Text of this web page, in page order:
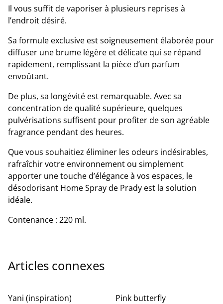
Il vous suffit de vaporiser à plusieurs reprises à
l’endroit désiré.
Sa formule exclusive est soigneusement élaborée pour
diffuser une brume légère et délicate qui se répand
rapidement, remplissant la pièce d’un parfum
envoûtant.
De plus, sa longévité est remarquable. Avec sa
concentration de qualité supérieure, quelques
pulvérisations suffisent pour profiter de son agréable
fragrance pendant des heures.
Que vous souhaitiez éliminer les odeurs indésirables,
rafraîchir votre environnement ou simplement
apporter une touche d’élégance à vos espaces, le
désodorisant Home Spray de Prady est la solution
idéale.
Contenance : 220 ml.
Articles connexes
Yani (inspiration)
Pink butterfly